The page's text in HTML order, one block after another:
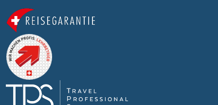
Alle Schiffe
Reisethema
Alle Sehenswürdigkeiten